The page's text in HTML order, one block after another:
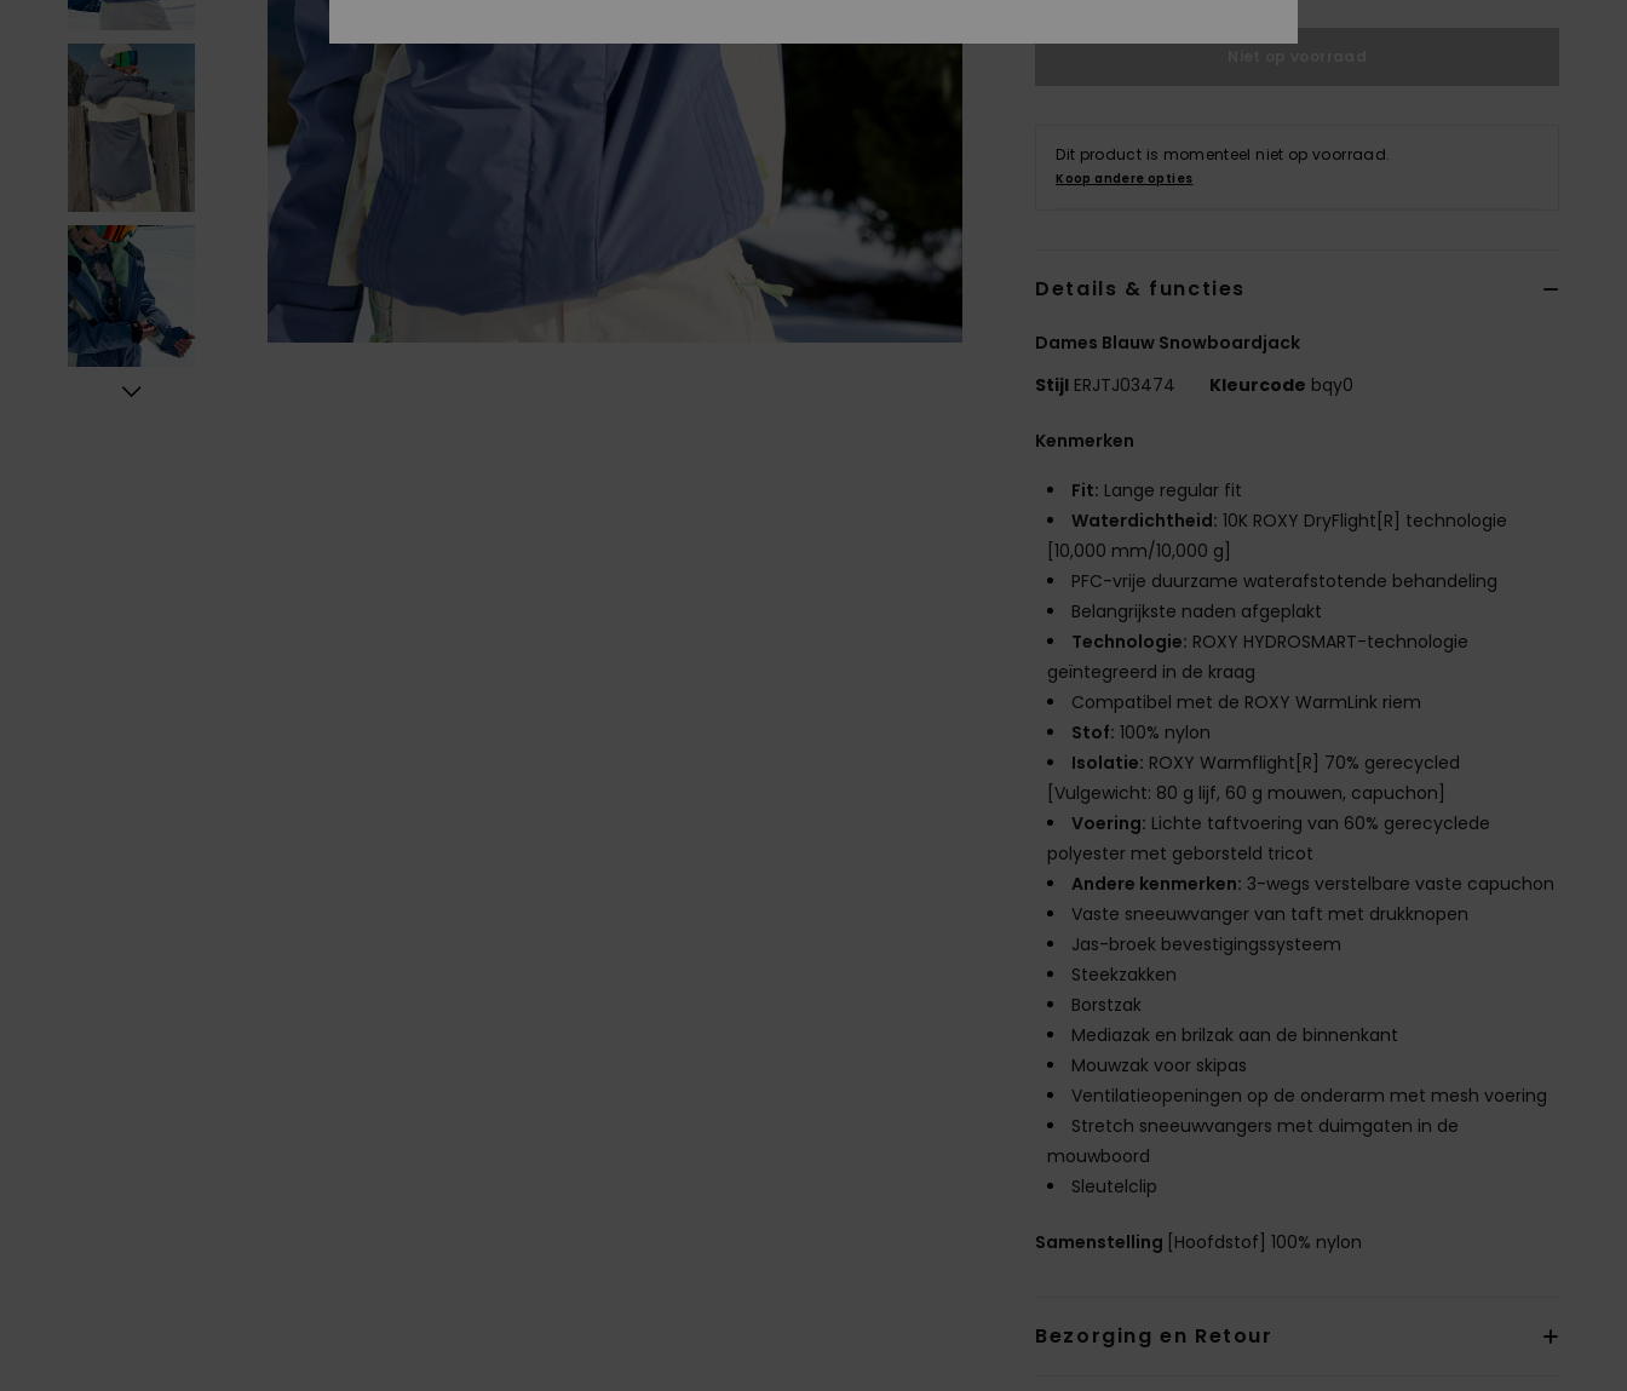
Dit product is momenteel niet op voorraad.
Koop andere opties
Details & functies
Dames Blauw Snowboardjack
Stijl ERJTJ03474 Kleurcode bqy0
Kenmerken
Fit: Lange regular fit
Waterdichtheid: 10K ROXY DryFlight[R] technologie
[10,000 mm/10,000 g]
PFC-vrije duurzame waterafstotende behandeling
Belangrijkste naden afgeplakt
Technologie: ROXY HYDROSMART-technologie
geïntegreerd in de kraag
Compatibel met de ROXY WarmLink riem
Stof: 100% nylon
Isolatie: ROXY Warmflight[R] 70% gerecycled
[Vulgewicht: 80 g lijf, 60 g mouwen, capuchon]
Voering: Lichte taftvoering van 60% gerecyclede
polyester met geborsteld tricot
Andere kenmerken: 3-wegs verstelbare vaste capuchon
Vaste sneeuwvanger van taft met drukknopen
Jas-broek bevestigingssysteem
Steekzakken
Borstzak
Mediazak en brilzak aan de binnenkant
Mouwzak voor skipas
Ventilatieopeningen op de onderarm met mesh voering
Stretch sneeuwvangers met duimgaten in de
mouwboord
Sleutelclip
Samenstelling [Hoofdstof] 100% nylon
Bezorging en Retour